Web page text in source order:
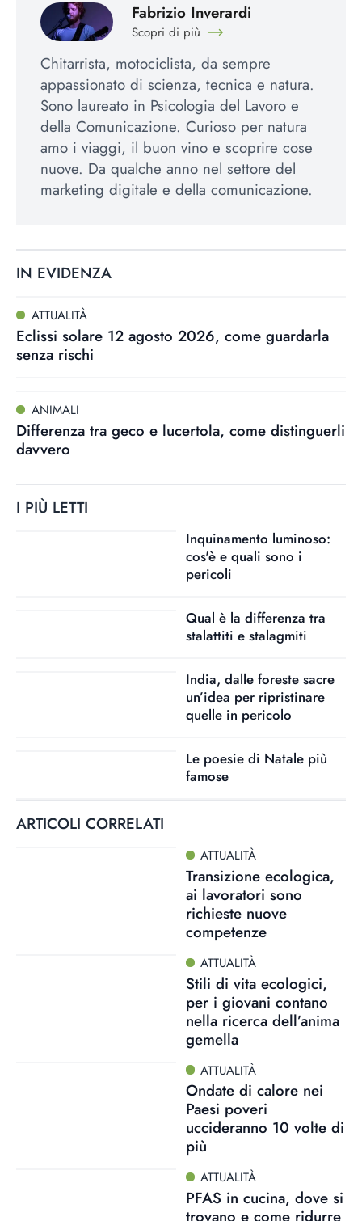
Fabrizio Inverardi
Scopri di più
Chitarrista, motociclista, da sempre
appassionato di scienza, tecnica e natura.
Sono laureato in Psicologia del Lavoro e
della Comunicazione. Curioso per natura
amo i viaggi, il buon vino e scoprire cose
nuove. Da qualche anno nel settore del
marketing digitale e della comunicazione.
IN EVIDENZA
ATTUALITÀ
Eclissi solare 12 agosto 2026, come guardarla
senza rischi
ANIMALI
Differenza tra geco e lucertola, come distinguerli
davvero
I PIÙ LETTI
Inquinamento luminoso:
cos'è e quali sono i
pericoli
Qual è la differenza tra
stalattiti e stalagmiti
India, dalle foreste sacre
un’idea per ripristinare
quelle in pericolo
Le poesie di Natale più
famose
ARTICOLI CORRELATI
ATTUALITÀ
Transizione ecologica,
ai lavoratori sono
richieste nuove
competenze
ATTUALITÀ
Stili di vita ecologici,
per i giovani contano
nella ricerca dell’anima
gemella
ATTUALITÀ
Ondate di calore nei
Paesi poveri
uccideranno 10 volte di
più
ATTUALITÀ
PFAS in cucina, dove si
trovano e come ridurre